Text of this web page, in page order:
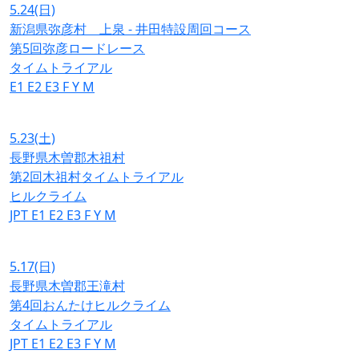
5.24(日)
新潟県弥彦村 上泉 - 井田特設周回コース
第5回弥彦ロードレース
タイムトライアル
E1 E2 E3 FY M
5.23(土)
長野県木曽郡木祖村
第2回木祖村タイムトライアル
ヒルクライム
JPT E1 E2 E3 FY M
5.17(日)
長野県木曽郡王滝村
第4回おんたけヒルクライム
タイムトライアル
JPT E1 E2 E3 FY M